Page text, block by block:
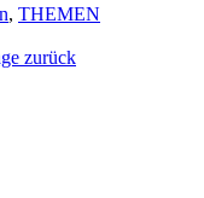
, THEMEN
zurück